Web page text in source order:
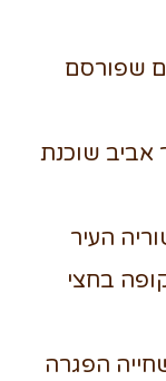
שפורסם
אביב שוכנת
העיר
בחצי
הפגרה